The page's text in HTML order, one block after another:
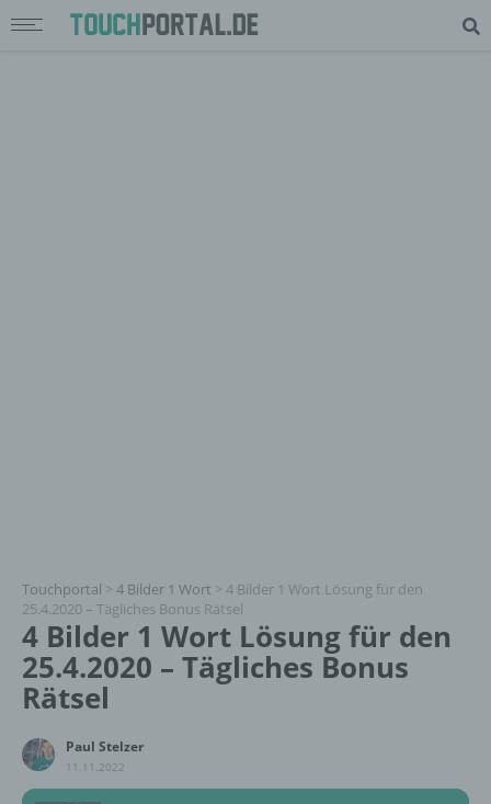
Touchportal > 4 Bilder 1 Wort > 4 Bilder 1 Wort Lösung für den
25.4.2020 – Tägliches Bonus Rätsel
4 Bilder 1 Wort Lösung für den
25.4.2020 – Tägliches Bonus
Rätsel
Paul Stelzer
11.11.2022